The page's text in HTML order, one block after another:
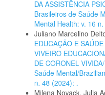
DA ASSISTÊNCIA
Brasileiros de Saúde
Mental Health: v. 16
Juliano Marcelino
EDUCAÇÃO E
VIVEIRO
DE CORONEL
Saúde Mental/
n. 48 (2024): .
Milena Novack, Julia